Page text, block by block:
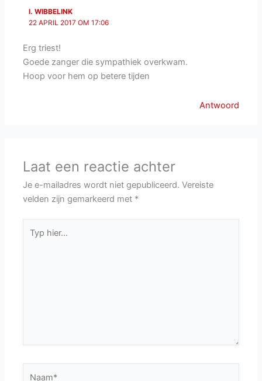
I. WIBBELINK
22 APRIL 2017 OM 17:06
Erg triest!
Goede zanger die sympathiek overkwam.
Hoop voor hem op betere tijden
Antwoord
Laat een reactie achter
Je e-mailadres wordt niet gepubliceerd. Vereiste
velden zijn gemarkeerd met *
hier...